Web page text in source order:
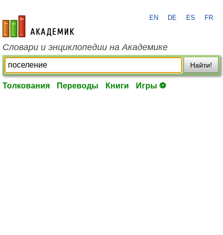
academic.ru
EN DE ES FR
Словари и энциклопедии на Академике
Найти!
Толкования Переводы Книги Игры ⚽